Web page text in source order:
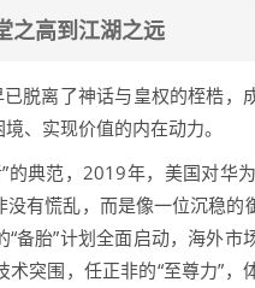
之高到江湖之远
脱离了神话与皇权的桎梏
、实现价值的内在动力。
的典范，2019年，美国对华
有慌乱，而是像一位沉稳
备胎”计划全面启动，海外
术突围，任正非的“至尊力”